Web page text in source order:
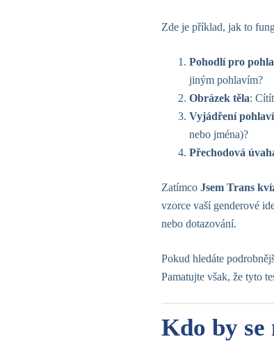
Zde je příklad, jak to
Pohodlí pro
jiným pohlavím?
Obrázek těla:
Vyjádření pohlaví
nebo jména)?
Přechodová
Zatímco Jsem Trans
vzorce vaší genderové
nebo dotazování.
Pokud hledáte
Pamatujte však, že tyto
Kdo by